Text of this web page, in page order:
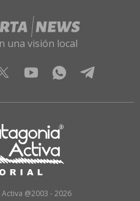
una visión local
@2003 - 2026